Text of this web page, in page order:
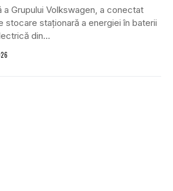
a Grupului Volkswagen, a conectat
stocare staționară a energiei în baterii
din...